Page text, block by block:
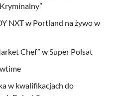
NXT w Portland na żywo w
Chef” w Super Polsat
w kwalifikacjach do